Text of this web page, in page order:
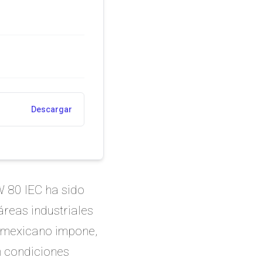
Descargar
80 IEC ha sido
industriales
impone,
condiciones